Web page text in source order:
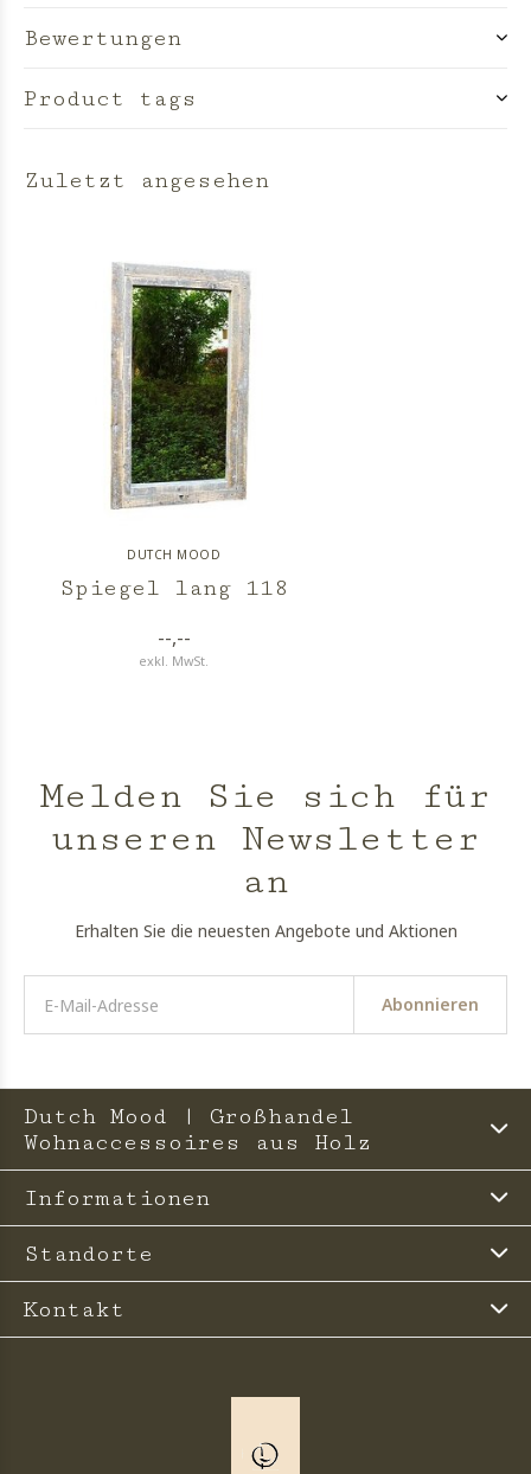
Bewertungen
Product tags
Zuletzt angesehen
DUTCH MOOD
Spiegel lang 118
--,--
exkl. MwSt.
Melden Sie sich für
unseren Newsletter
an
Erhalten Sie die neuesten Angebote und Aktionen
Abonnieren
Dutch Mood | Großhandel
Wohnaccessoires aus Holz
Informationen
Standorte
Kontakt